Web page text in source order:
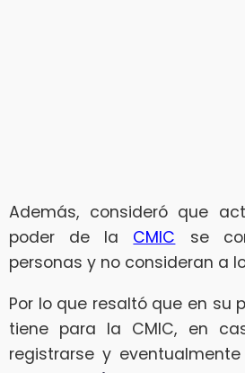
Además, consideró que
poder de la CMIC se
personas y no consideran a
Por lo que resaltó que en su
tiene para la CMIC, en
registrarse y